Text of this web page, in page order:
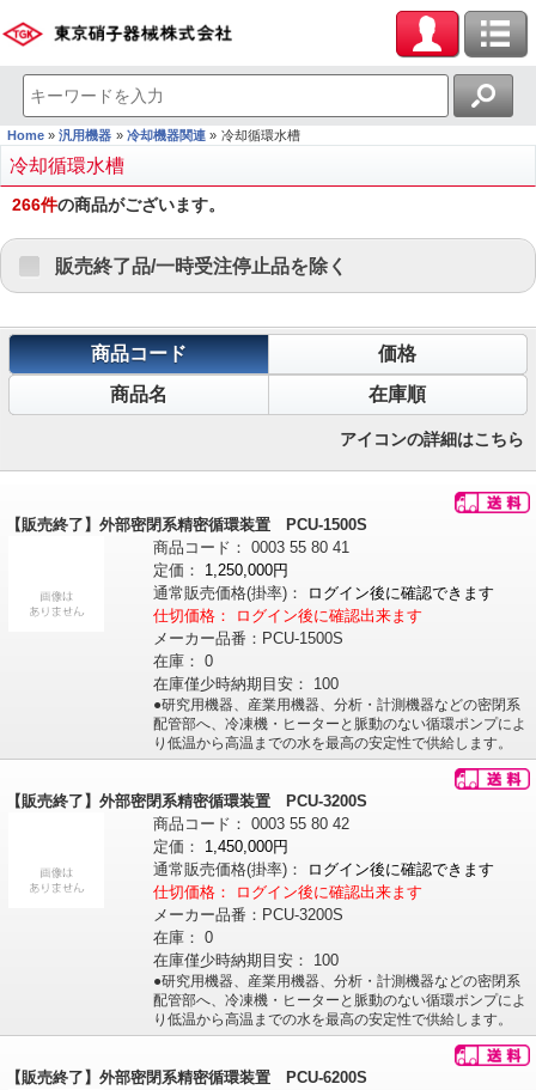
Home 汎用機器 冷却機器関連 冷却循環水槽
冷却循環水槽
266件の商品がございます。
販売終了品/一時受注停止品を除く
商品コード
価格
商品名
在庫順
アイコンの詳細はこちら
【販売終了】外部密閉系精密循環装置 PCU-1500S
商品コード： 0003 55 80 41
定価：
1,250,000円
通常販売価格(掛率)：
ログイン後に確認できます
仕切価格：
ログイン後に確認出来ます
メーカー品番： PCU-1500S
在庫： 0
在庫僅少時納期目安：
100
●研究用機器、産業用機器、分析・計測機器などの密閉系
配管部へ、冷凍機・ヒーターと脈動のない循環ポンプによ
り低温から高温までの水を最高の安定性で供給します。
【販売終了】外部密閉系精密循環装置 PCU-3200S
商品コード： 0003 55 80 42
定価：
1,450,000円
通常販売価格(掛率)：
ログイン後に確認できます
仕切価格：
ログイン後に確認出来ます
メーカー品番： PCU-3200S
在庫： 0
在庫僅少時納期目安：
100
●研究用機器、産業用機器、分析・計測機器などの密閉系
配管部へ、冷凍機・ヒーターと脈動のない循環ポンプによ
り低温から高温までの水を最高の安定性で供給します。
【販売終了】外部密閉系精密循環装置 PCU-6200S